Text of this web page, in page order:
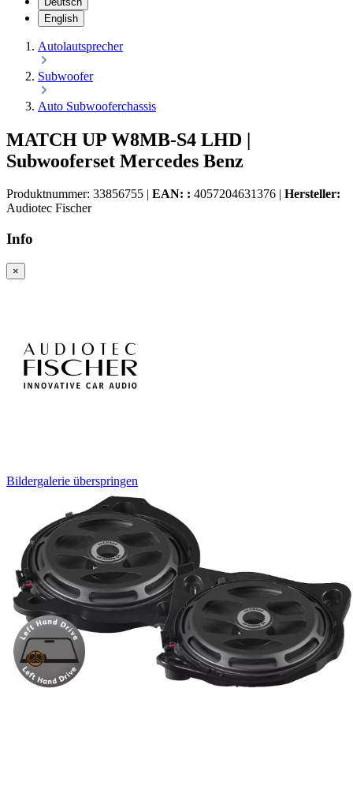
English
Autolautsprecher
Subwoofer
Auto Subwooferchassis
MATCH UP W8MB-S4 LHD |
Subwooferset Mercedes Benz
Produktnummer: 33856755 EAN: : 4057204631376
Hersteller:
Audiotec Fischer
Info
×
Bildergalerie überspringen